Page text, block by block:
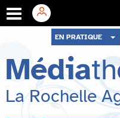
menu
contenu
recherche
EN PRATIQUE
Média
La Rochelle